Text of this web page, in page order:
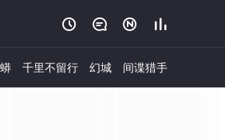
   
千里不留行 幻城 间谍猎手